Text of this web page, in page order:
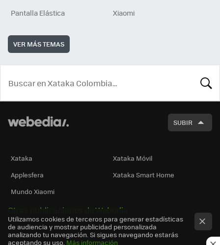
Pantalla Elástica
Xiaomi
VER MÁS TEMAS
SUBIR
Xataka
Xataka Móvil
Applesfera
Xataka Smart Home
Mundo Xiaomi
Otras publicaciones de Webedia
Utilizamos cookies de terceros para generar estadísticas
de audiencia y mostrar publicidad personalizada
analizando tu navegación. Si sigues navegando estarás
aceptando su uso. Más información